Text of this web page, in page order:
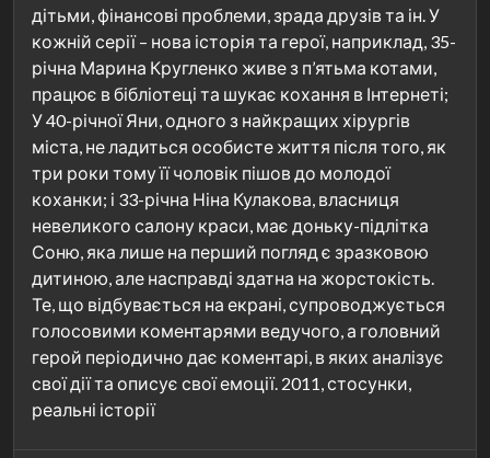
дітьми, фінансові проблеми, зрада друзів та ін. У
кожній серії – нова історія та герої, наприклад, 35-
річна Марина Кругленко живе з п’ятьма котами,
працює в бібліотеці та шукає кохання в Інтернеті;
У 40-річної Яни, одного з найкращих хірургів
міста, не ладиться особисте життя після того, як
три роки тому її чоловік пішов до молодої
коханки; і 33-річна Ніна Кулакова, власниця
невеликого салону краси, має доньку-підлітка
Соню, яка лише на перший погляд є зразковою
дитиною, але насправді здатна на жорстокість.
Те, що відбувається на екрані, супроводжується
голосовими коментарями ведучого, а головний
герой періодично дає коментарі, в яких аналізує
свої дії та описує свої емоції. 2011, стосунки,
реальні історії